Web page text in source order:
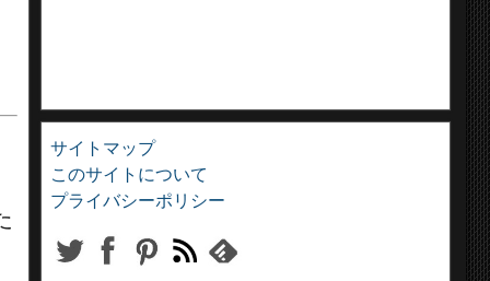
サイトマップ
このサイトについて
プライバシーポリシー